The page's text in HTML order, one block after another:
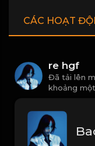
CÁC HOẠT
re hgf
Đã tải lên
khoảng